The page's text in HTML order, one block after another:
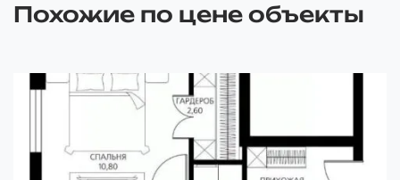
Похожие по цене объекты